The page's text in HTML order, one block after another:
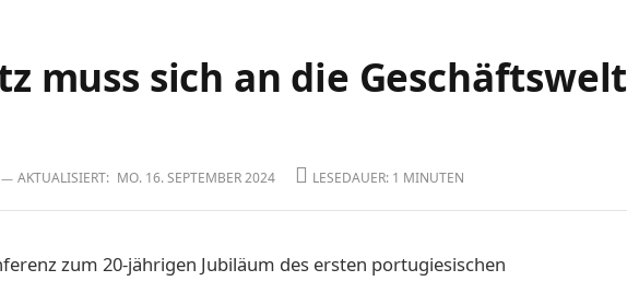
muss sich an die Geschäftswelt
AKTUALISIERT: MO. 16. SEPTEMBER 2024 LESEDAUER: 1 MINUTEN
zum 20-jährigen Jubiläum des ersten portugiesischen